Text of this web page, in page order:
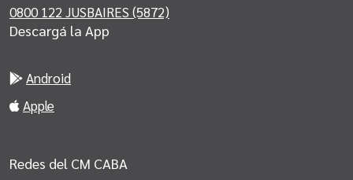
0800 122 JUSBAIRES (5872)
Descargá la App
Android
Apple
Redes del CM CABA